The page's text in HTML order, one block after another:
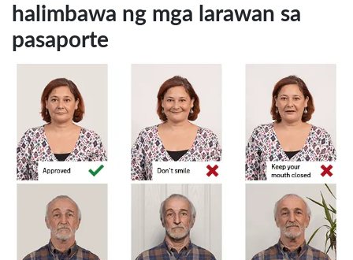
halimbawa ng mga larawan sa
pasaporte